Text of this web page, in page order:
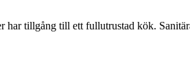
har tillgång till ett fullutrustad kök.